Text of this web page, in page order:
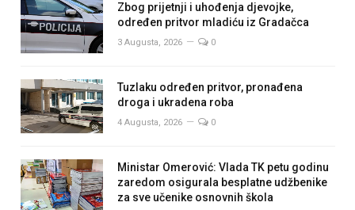
Zbog prijetnji i uhođenja djevojke,
određen pritvor mladiću iz Gradačca
3 Augusta, 2026 0
Tuzlaku određen pritvor, pronađena
droga i ukradena roba
4 Augusta, 2026 0
Ministar Omerović: Vlada TK petu godinu
zaredom osigurala besplatne udžbenike
za sve učenike osnovnih škola